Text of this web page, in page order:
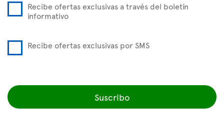
Recibe ofertas exclusivas a través del boletín
informativo
Recibe ofertas exclusivas por SMS
Suscribo